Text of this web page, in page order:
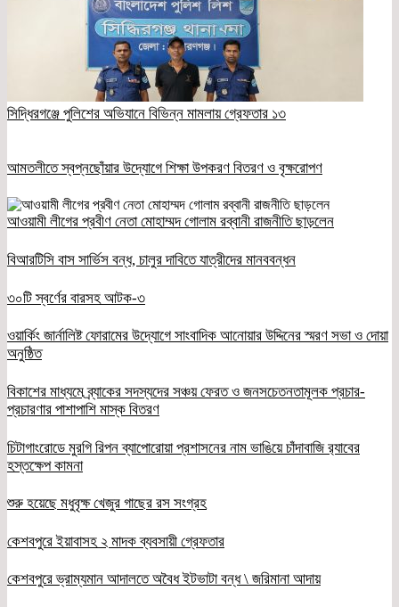
সিদ্ধিরগঞ্জে পুলিশের অভিযানে বিভিন্ন মামলায় গ্রেফতার ১৩
আমতলীতে স্বপ্নছোঁয়ার উদ্যোগে শিক্ষা উপকরণ বিতরণ ও বৃক্ষরোপণ
আওয়ামী লীগের প্রবীণ নেতা মোহাম্মদ গোলাম রব্বানী রাজনীতি ছাড়লেন
বিআরটিসি বাস সার্ভিস বন্ধ, চালুর দাবিতে যাত্রীদের মানববন্ধন
৩০টি স্বর্ণের বারসহ আটক-৩
ওয়ার্কিং জার্নালিষ্ট ফোরামের উদ্যোগে সাংবাদিক আনোয়ার উদ্দিনের স্মরণ সভা ও দোয়া
অনুষ্ঠিত
বিকাশের মাধ্যমে ব্র্যাকের সদস্যদের সঞ্চয় ফেরত ও জনসচেতনতামূলক প্রচার-
প্রচারণার পাশাপাশি মাস্ক বিতরণ
চিটাগাংরোডে মুরগি রিপন ব্যাপোরোয়া প্রশাসনের নাম ভাঙিয়ে চাঁদাবাজি র‌্যাবের
হস্তক্ষেপ কামনা
শুরু হয়েছে মধুবৃক্ষ খেজুর গাছের রস সংগ্রহ
কেশবপুরে ইয়াবাসহ ২ মাদক ব্যবসায়ী গ্রেফতার
কেশবপুরে ভ্রাম্যমান আদালতে অবৈধ ইটভাটা বন্ধ \ জরিমানা আদায়